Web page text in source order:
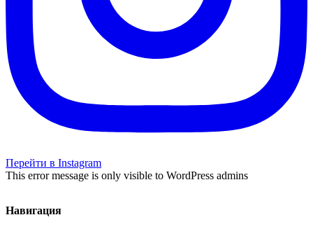
Перейти в Instagram
This error message is only visible to WordPress admins
Навигация